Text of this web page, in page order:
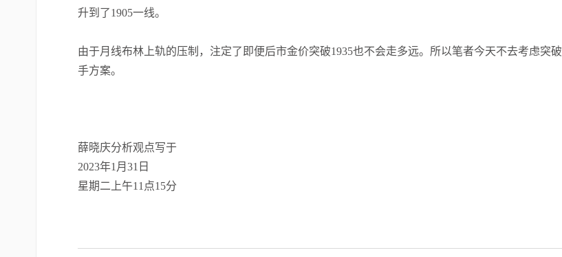
升到了1905一线。
由于月线布林上轨的压制，注定了即便后市金价突破1935也不会走多远。所以笔者今天不去考虑突破
手方案。
薛晓庆分析观点写于
2023年1 月 31 日
星期二上午11 点15分